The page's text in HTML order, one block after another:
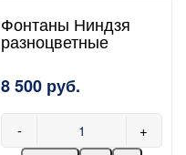
Фонтаны Ниндзя
разноцветные
8 500 руб.
- +